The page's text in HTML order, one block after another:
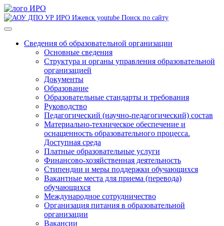
Поиск по сайту
Сведения об образовательной организации
Основные сведения
Структура и органы управления образовательной
организацией
Документы
Образование
Образовательные стандарты и требования
Руководство
Педагогический (научно-педагогический) состав
Материально-техническое обеспечение и
оснащенность образовательного процесса.
Доступная среда
Платные образовательные услуги
Финансово-хозяйственная деятельность
Стипендии и меры поддержки обучающихся
Вакантные места для приема (перевода)
обучающихся
Международное сотрудничество
Организация питания в образовательной
организации
Вакансии